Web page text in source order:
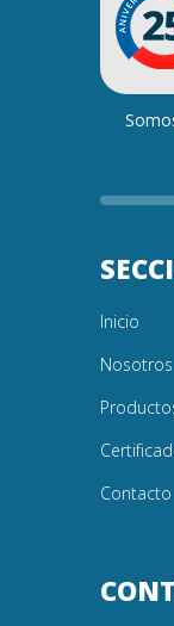
Inicio
Nosotros
Contacto